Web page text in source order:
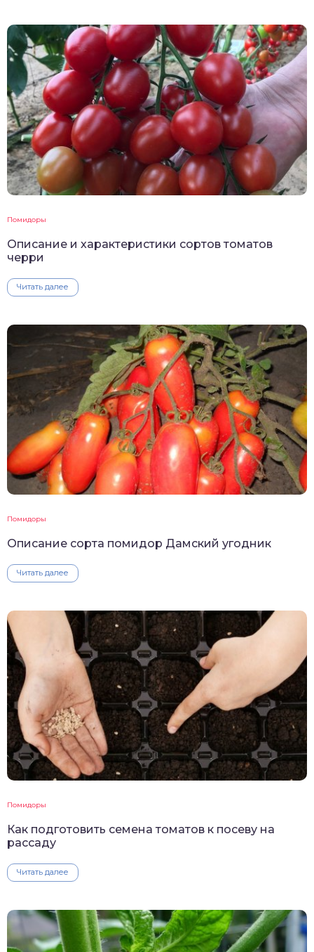
Помидоры
Описание и характеристики сортов томатов
черри
Читать далее
Помидоры
Описание сорта помидор Дамский угодник
Читать далее
Помидоры
Как подготовить семена томатов к посеву на
рассаду
Читать далее